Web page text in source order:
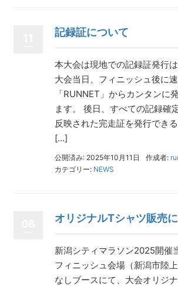
記録証について
本大会は現地での記録証発行は
大会当日、フィニッシュ後に
「RUNNET」からカンタンに
ます。 後日、すべての記録確
反映された完走証を発行でき
[…]
公開済み: 2025年10月11日 作成者:
カテゴリー: NEWS
オリジナルTシャツ販売
新潟シティマラソン2025開催
フィニッシュ会場（新潟市陸
なしブースにて、大会オリジ